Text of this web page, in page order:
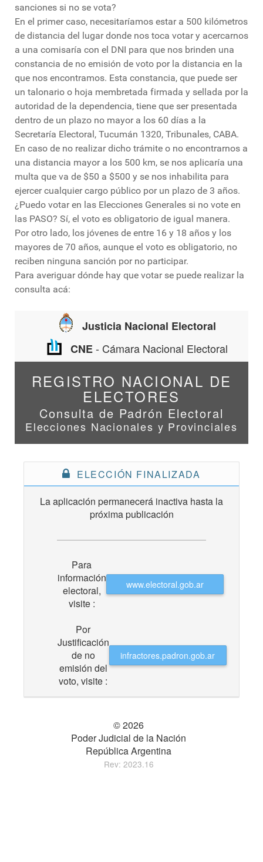
sanciones si no se vota?
En el primer caso, necesitaríamos estar a 500 kilómetros
de distancia del lugar donde nos toca votar y acercarnos
a una comisaría con el DNI para que nos brinden una
constancia de no emisión de voto por la distancia en la
que nos encontramos. Esta constancia, que puede ser
un talonario o hoja membretada firmada y sellada por la
autoridad de la dependencia, tiene que ser presentada
dentro de un plazo no mayor a los 60 días a la
Secretaría Electoral, Tucumán 1320, Tribunales, CABA.
En caso de no realizar dicho trámite o no encontrarnos a
una distancia mayor a los 500 km, se nos aplicaría una
multa que va de $50 a $500 y se nos inhabilita para
ejercer cualquier cargo público por un plazo de 3 años.
¿Puedo votar en las Elecciones Generales si no vote en
las PASO? Sí, el voto es obligatorio de igual manera.
Por otro lado, los jóvenes de entre 16 y 18 años y los
mayores de 70 años, aunque el voto es obligatorio, no
reciben ninguna sanción por no participar.
Para averiguar dónde hay que votar se puede realizar la
consulta acá: